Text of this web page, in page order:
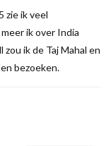
zie ik veel
ik over India
ik de Taj Mahal en
bezoeken.